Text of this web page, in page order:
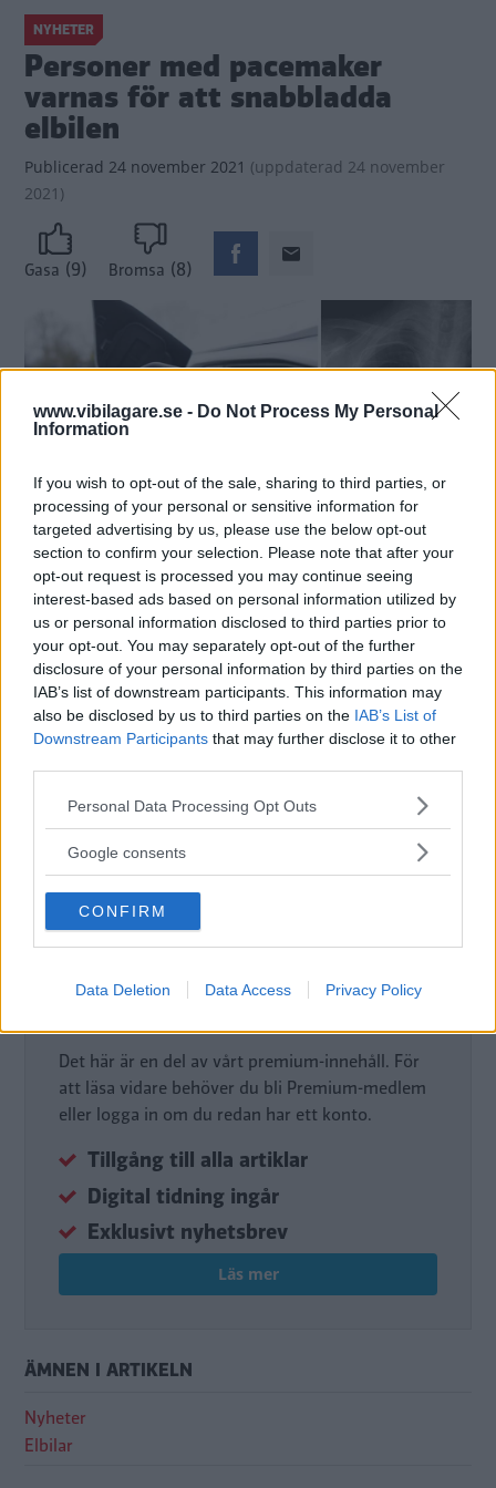
www.vibilagare.se - Do Not Process My Personal
Information
If you wish to opt-out of the sale, sharing to third parties, or
processing of your personal or sensitive information for
targeted advertising by us, please use the below opt-out
section to confirm your selection. Please note that after your
opt-out request is processed you may continue seeing
interest-based ads based on personal information utilized by
us or personal information disclosed to third parties prior to
your opt-out. You may separately opt-out of the further
disclosure of your personal information by third parties on the
IAB’s list of downstream participants. This information may
also be disclosed by us to third parties on the IAB’s List of
Downstream Participants that may further disclose it to other
Please note that this website/app uses one or more Google
not limited to your visit or usage behaviour. You may click to
use your data for below specified purposes in below Google
consent section.
Personal Data Processing Opt Outs
Google consents
CONFIRM
Data Deletion Data Access Privacy Policy
NYHETER
Personer med pacemaker
varnas för att snabbladda
elbilen
Publicerad 24 november 2021 (uppdaterad 24 november
2021)
Gasa (9) Bromsa (8)
50 000 svenskar som fått en pacemaker inopererad
ska se upp när de laddar sin elbil med hög effekt. Men
att sitta i bilen verkar inte alls vara lika riskfyllt.
Text
Erik Söderholm
Det här är en låst artikel.Logga inför
att fortsätta läsa.
Ta del av allt material – bli
Det här är en del av vårt premium-innehåll. För
att läsa vidare behöver du bli Premium-medlem
eller logga in om du redan har ett konto.
Tillgång till alla artiklar
Digital tidning ingår
Exklusivt nyhetsbrev
Läs mer
ÄMNEN I ARTIKELN
Nyheter
Elbilar